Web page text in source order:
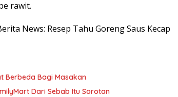
rawit.
News: Resep Tahu Goreng Saus Kecap
Berbeda Bagi Masakan
Dari Sebab Itu Sorotan